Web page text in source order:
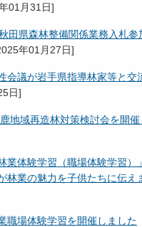
01月31日]
田県森林整備関係業務入札参
年01月27日]
会議が岩手県指導林家等と交
日]
地域再造林対策検討会を開催
業体験学習（職場体験学習）
林業の魅力を子供たちに伝え
職場体験学習を開催しました